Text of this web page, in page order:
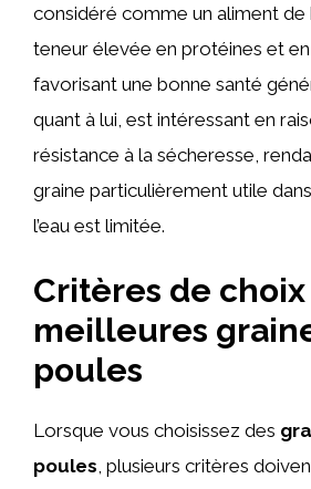
considéré comme un aliment de
teneur élevée en protéines et en
favorisant une bonne santé
quant à lui, est intéressant en
résistance à la sécheresse,
graine particulièrement utile
l’eau est limitée.
Critères de
meilleures
poules
Lorsque vous choisissez des
poules, plusieurs critères